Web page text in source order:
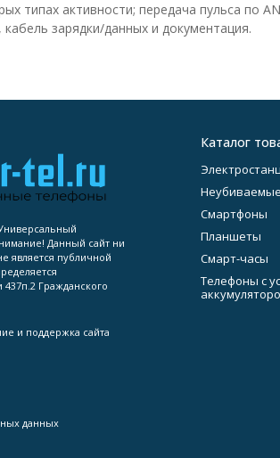
типах активности; передача пульса по
зарядки/данных и документация.
Данный сайт ни
является публичной
Гражданского
и поддержка сайта
данных
Каталог
Смартфоны
Планшеты
Смарт-часы
Телефоны с